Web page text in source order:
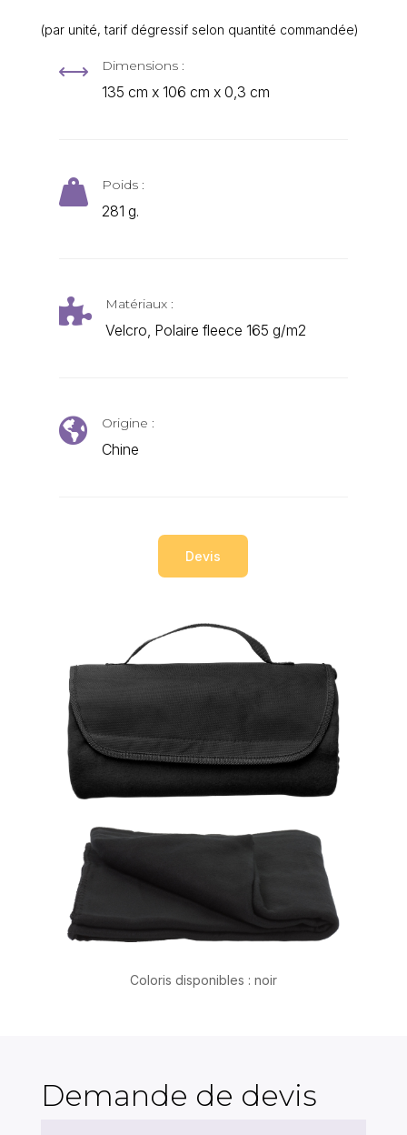
(par unité, tarif dégressif selon quantité commandée)
, Dimensions :
135 cm x 106 cm x 0,3 cm
 Poids :
281 g.
 Matériaux :
Velcro, Polaire fleece 165 g/m2
 Origine :
Chine
Devis
Coloris disponibles : noir
Demande de devis